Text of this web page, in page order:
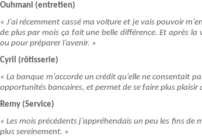
Ouhmani (entretien)
« J’ai récemment cassé ma voiture et je vais pouvoir
de plus par mois ça fait une belle différence. Et après
ou pour préparer l’avenir. »
Cyril (rôtisserie)
« La banque m’accorde un crédit qu’elle ne consentait
opportunités bancaires, et permet de se faire plus plaisir
Remy (Service)
« Les mois précédents j’appréhendais un peu les fins
plus sereinement. »